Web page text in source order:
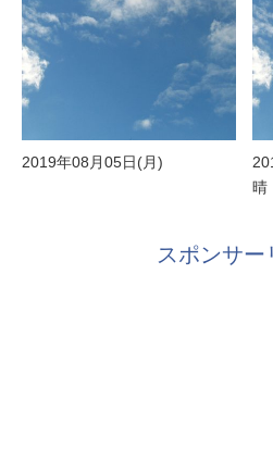
2019年08月05日(月)
晴
スポンサー